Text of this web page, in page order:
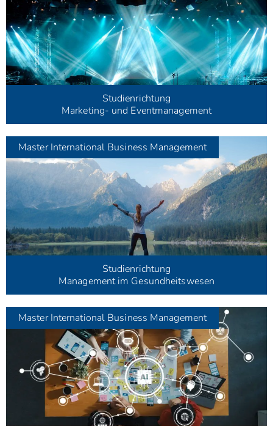
Studienrichtung
Marketing- und Eventmanagement
MasterInternational Business Management
Studienrichtung
Management im Gesundheitswesen
MasterInternational Business Management